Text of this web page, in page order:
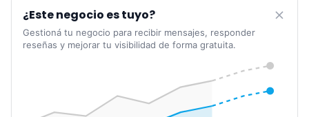
¿Este negocio es tuyo?
Gestioná tu negocio para recibir mensajes, responder
reseñas y mejorar tu visibilidad de forma gratuita.